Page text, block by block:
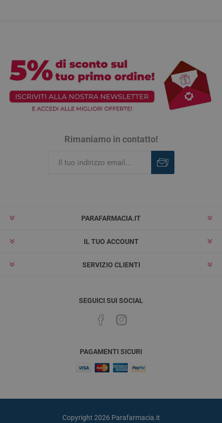
Rimaniamo in contatto!
PARAFARMACIA.IT
IL TUO ACCOUNT
SERVIZIO CLIENTI
SEGUICI SUI SOCIAL
PAGAMENTI SICURI
Copyright 2026 Parafarmacia.it